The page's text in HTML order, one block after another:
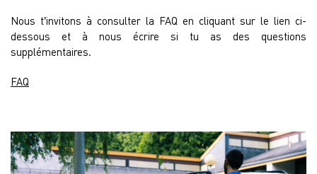
Nous t’invitons à consulter la FAQ en cliquant sur le lien ci-
dessous et à nous écrire si tu as des questions
supplémentaires.
FAQ